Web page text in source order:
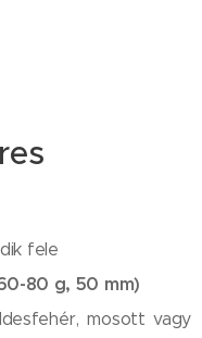
fele
80 g, 50 mm)
mosott vagy